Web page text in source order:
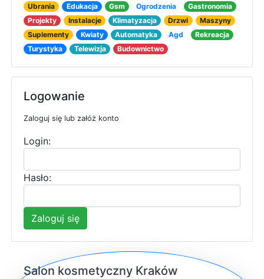
Ubrania
Edukacja Gsm Ogrodzenia
Gastronomia
Projekty
Instalacje Klimatyzacja Drzwi
Maszyny
Suplementy
Kwiaty Automatyka Agd
Rekreacja
Turystyka
Telewizja Budownictwo
Logowanie
Zaloguj się lub załóż konto
Login:
Hasło:
Zaloguj się
Salon kosmetyczny Kraków